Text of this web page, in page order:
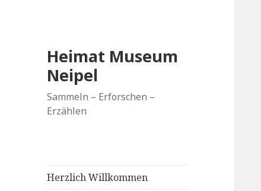
Heimat Museum
Neipel
Sammeln – Erforschen –
Erzählen
Herzlich Willkommen